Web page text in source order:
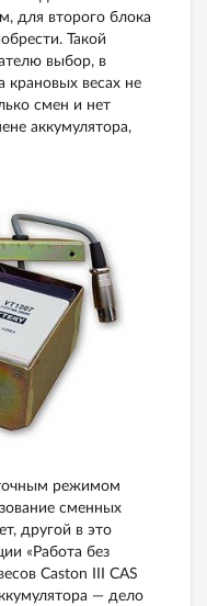
для второго блока
Такой
выбор, в
крановых весах не
смен и нет
аккумулятора,
режимом
сменных
другой в это
«Работа без
Caston III CAS
— дело